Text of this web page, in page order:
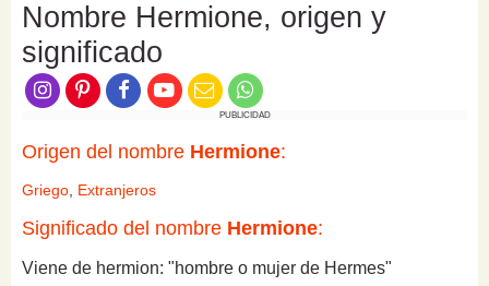
Nombre Hermione, origen y
significado
PUBLICIDAD
Origen del nombre Hermione:
Griego, Extranjeros
Significado del nombre Hermione:
Viene de hermion: "hombre o mujer de Hermes"